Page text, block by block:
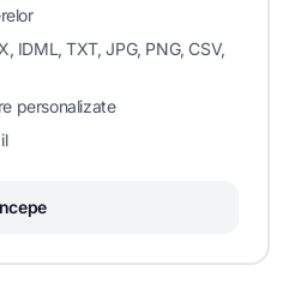
IDML, TXT, JPG, PNG, CSV,
personalizate